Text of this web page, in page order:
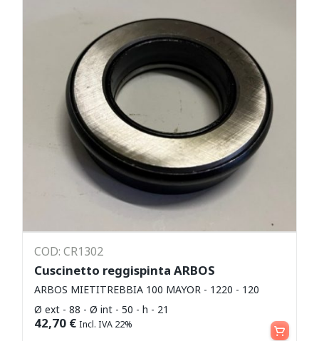
COD: CR1302
Cuscinetto reggispinta ARBOS
ARBOS MIETITREBBIA 100 MAYOR - 1220 - 120
Ø ext - 88 - Ø int - 50 - h - 21
42,70 € Incl. IVA 22% Aggiungi al carrello